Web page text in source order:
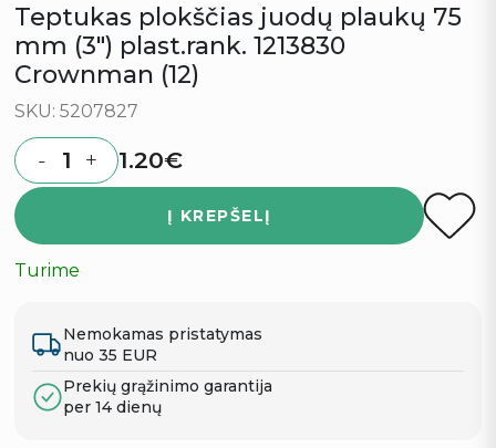
Teptukas plokščias juodų plaukų 75
mm (3″) plast.rank. 1213830
Crownman (12)
SKU: 5207827
Quantity
- + 1.20€
Į KREPŠELĮ
Turime
Nemokamas pristatymas
nuo 35 EUR
Prekių grąžinimo garantija
per 14 dienų